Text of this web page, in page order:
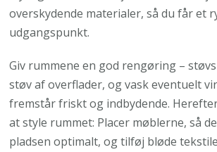
overskydende materialer, så du får et
udgangspunkt.
Giv rummene en god rengøring –
støv af overflader, og vask eventuelt
fremstår friskt og indbydende.
at style rummet: Placer møblerne, så
pladsen optimalt, og tilføj bløde